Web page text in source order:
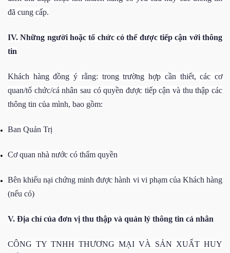
đã cung cấp.
IV. Những người hoặc tổ chức có thể được tiếp cận với thông
tin
Khách hàngđồng ý rằng: trong trường hợp cần thiết, các cơ
quan/tổ chức/cá nhân sau có quyền được tiếp cận và thu thập các
thông tin của mình, bao gồm:
Ban Quản Trị
Cơ quan nhà nước có thẩm quyền
Bên khiếu nại chứng minh được hành vi vi phạm của Khách hàng
(nếu có)
V. Địa chỉ của đơn vị thu thập và quản lý thông tin cá nhân
CÔNG TY TNHH THƯƠNG MẠI VÀ SẢN XUẤT HUY